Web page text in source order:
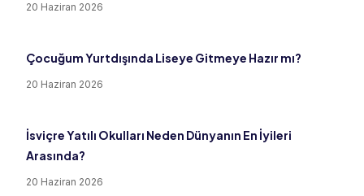
20 Haziran 2026
Çocuğum Yurtdışında Liseye Gitmeye Hazır mı?
20 Haziran 2026
İsviçre Yatılı Okulları Neden Dünyanın En İyileri
Arasında?
20 Haziran 2026